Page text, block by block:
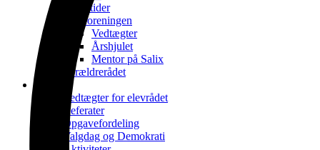
Ringetider
Elevforeningen
Vedtægter
Årshjulet
Mentor på Salix
Forældrerådet
Vedtægter for elevrådet
Referater
Opgavefordeling
Valgdag og Demokrati